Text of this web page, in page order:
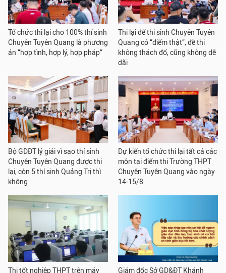
Tổ chức thi lại cho 100% thí sinh
Chuyên Tuyên Quang là phương
án “hợp tình, hợp lý, hợp pháp”
Thi lại để thi sinh Chuyên Tuyên
Quang có “điểm thật”, đề thi
không thách đố, cũng không dễ
dãi
Bộ GDĐT lý giải vì sao thí sinh
Chuyên Tuyên Quang được thi
lại, còn 5 thí sinh Quảng Trị thì
không
Dự kiến tổ chức thi lại tất cả các
môn tại điểm thi Trường THPT
Chuyên Tuyên Quang vào ngày
14-15/8
Thi tốt nghiệp THPT trên máy Giám đốc Sở GD&ĐT Khánh